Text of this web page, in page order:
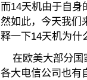
而14天机由于自身
然如此，今天我们
释一下14天机为什
在欧美大部分国
各大电信公司也有